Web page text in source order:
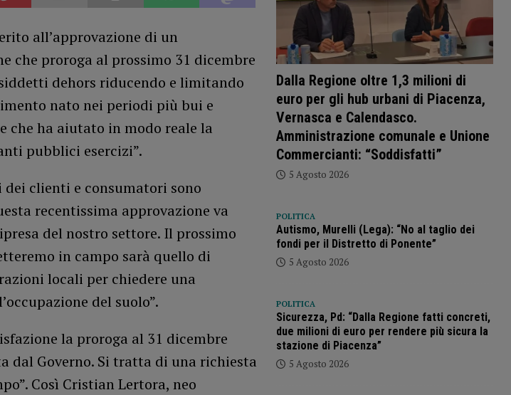
all’approvazione di un
che proroga al prossimo 31 dicembre
dehors riducendo e limitando
nato nei periodi più bui e
che ha aiutato in modo reale la
pubblici esercizi”.
clienti e consumatori sono
recentissima approvazione va
del nostro settore. Il prossimo
in campo sarà quello di
locali per chiedere una
del suolo”.
la proroga al 31 dicembre
dal Governo. Si tratta di una richiesta
Così Cristian Lertora, neo
Dalla Regione oltre 1,3 milioni di
euro per gli hub urbani di Piacenza,
Vernasca e Calendasco.
Amministrazione comunale e Unione
Commercianti: “Soddisfatti”
5 Agosto 2026
POLITICA
Autismo, Murelli (Lega): “No al taglio dei
fondi per il Distretto di Ponente”
5 Agosto 2026
POLITICA
Sicurezza, Pd: “Dalla Regione fatti concreti,
due milioni di euro per rendere più sicura la
stazione di Piacenza”
5 Agosto 2026